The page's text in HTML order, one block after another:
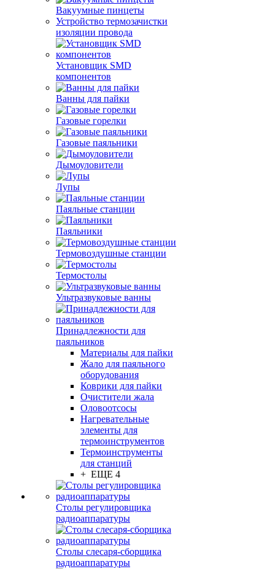
Вакуумные пинцеты
Устройство термозачистки
изоляции провода
Установщик SMD
компонентов
Ванны для пайки
Газовые горелки
Газовые паяльники
Дымоуловители
Лупы
Паяльные станции
Паяльники
Термовоздушные станции
Термостолы
Ультразвуковые ванны
Принадлежности для
паяльников
Материалы для пайки
Жало для паяльного
оборудования
Коврики для пайки
Очистители жала
Оловоотсосы
Нагревательные
элементы для
термоинструментов
Термоинструменты
для станций
+ ЕЩЕ 4
Столы регулировщика
радиоаппаратуры
Столы слесаря-сборщика
радиоаппаратуры